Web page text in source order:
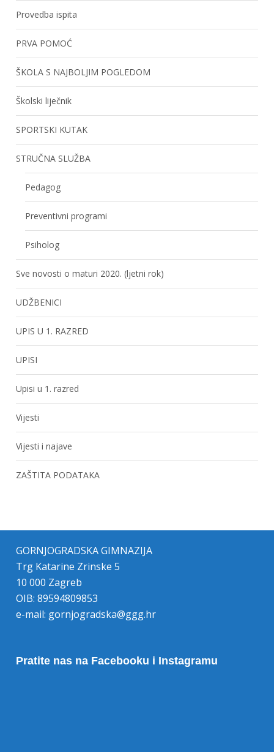
Provedba ispita
PRVA POMOĆ
ŠKOLA S NAJBOLJIM POGLEDOM
Školski liječnik
SPORTSKI KUTAK
STRUČNA SLUŽBA
Pedagog
Preventivni programi
Psiholog
Sve novosti o maturi 2020. (ljetni rok)
UDŽBENICI
UPIS U 1. RAZRED
UPISI
Upisi u 1. razred
Vijesti
Vijesti i najave
ZAŠTITA PODATAKA
GORNJOGRADSKA GIMNAZIJA
Trg Katarine Zrinske 5
10 000 Zagreb
OIB: 89594809853
e-mail: gornjogradska@ggg.hr
Pratite nas na Facebooku i Instagramu